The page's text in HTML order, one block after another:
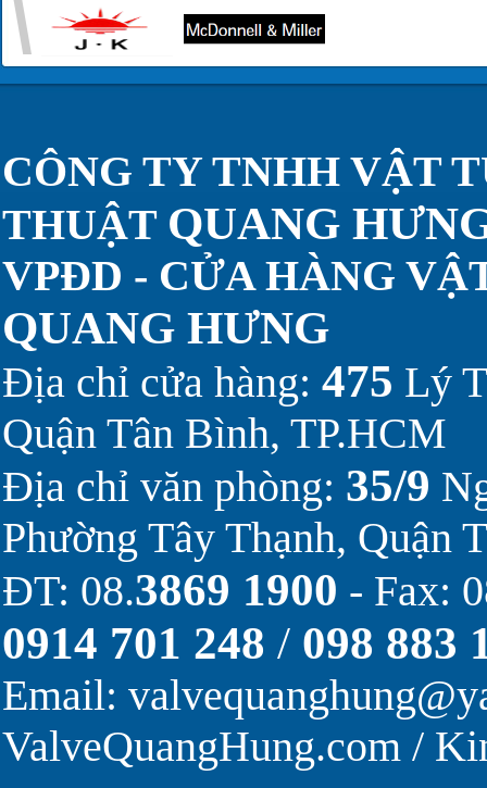
CÔNG TY TNHH VẬT
THUẬT QUANG
VPĐD - CỬA HÀNG
QUANG HƯNG
Địa chỉ cửa hàng: 475 Lý
Quận Tân Bình, TP.HCM
Địa chỉ văn phòng: 35/9
Phường Tây Thạnh, Quận
ĐT: 08.3869 1900 - Fax:
0914 701 248 / 098 883
Email:
ValveQuangHung.com /